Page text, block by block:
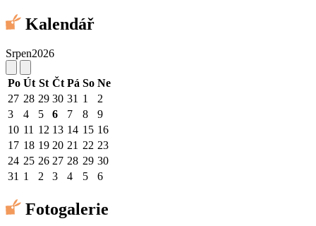
Kalendář
Srpen2026
Po Út St Čt Pá So Ne
27 28 29 30 31 1
2
3
4 5 6 7 8
9
10 11 12 13 14 15 16
17 18 19 20 21 22 23
24 25 26 27 28 29 30
31 1 2 3 4 5 6
Fotogalerie